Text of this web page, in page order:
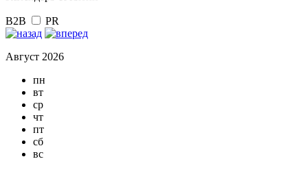
B2B PR
Август 2026
пн
вт
ср
чт
пт
сб
вс